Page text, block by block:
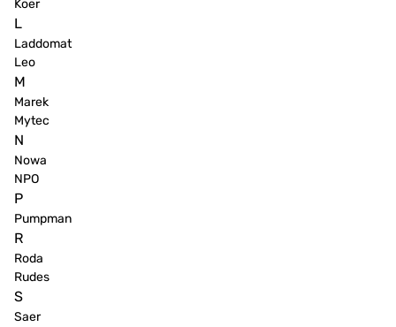
Koer
L
Laddomat
Leo
M
Marek
Mytec
N
Nowa
NPO
P
Pumpman
R
Roda
Rudes
S
Saer